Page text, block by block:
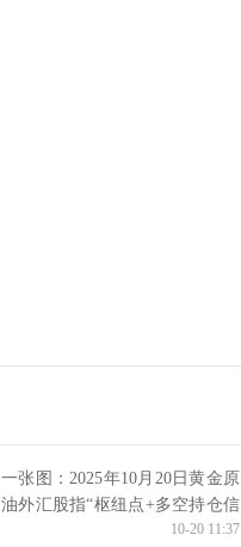
一张图：2025年10月20日黄金原
油外汇股指“枢纽点+多空持仓信
10-20 11:37